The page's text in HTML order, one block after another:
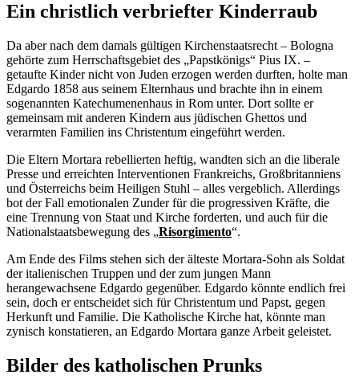
Ein christlich verbriefter Kinderraub
Da aber nach dem damals gültigen Kirchenstaatsrecht – Bologna
gehörte zum Herrschaftsgebiet des „Papstkönigs“ Pius IX. –
getaufte Kinder nicht von Juden erzogen werden durften, holte man
Edgardo 1858 aus seinem Elternhaus und brachte ihn in einem
sogenannten Katechumenenhaus in Rom unter. Dort sollte er
gemeinsam mit anderen Kindern aus jüdischen Ghettos und
verarmten Familien ins Christentum eingeführt werden.
Die Eltern Mortara rebellierten heftig, wandten sich an die liberale
Presse und erreichten Interventionen Frankreichs, Großbritanniens
und Österreichs beim Heiligen Stuhl – alles vergeblich. Allerdings
bot der Fall emotionalen Zunder für die progressiven Kräfte, die
eine Trennung von Staat und Kirche forderten, und auch für die
Nationalstaatsbewegung des „Risorgimento“.
Am Ende des Films stehen sich der älteste Mortara-Sohn als Soldat
der italienischen Truppen und der zum jungen Mann
herangewachsene Edgardo gegenüber. Edgardo könnte endlich frei
sein, doch er entscheidet sich für Christentum und Papst, gegen
Herkunft und Familie. Die Katholische Kirche hat, könnte man
zynisch konstatieren, an Edgardo Mortara ganze Arbeit geleistet.
Bilder des katholischen Prunks